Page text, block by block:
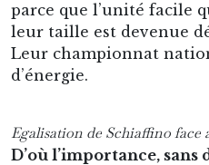
parce que l’unité facile
leur taille est devenue
Leur championnat
d’énergie.
Egalisation de Schiaffino face
D’où l’importance,